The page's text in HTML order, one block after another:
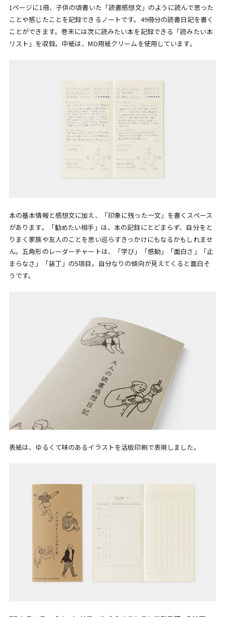
1ページに1冊、子供の頃書いた「読書感想文」のように読んで思った
ことや感じたことを記録できるノートです。49冊分の読書日記を書く
ことができます。巻末には次に読みたい本を記録できる「読みたい本
リスト」を収録。中紙は、MD用紙クリームを使用しています。
本の基本情報と感想文に加え、「印象に残った一文」を書くスペース
があります。「勧めたい相手」は、本の記録にとどまらず、自分をと
りまく家族や友人のことを思い巡らすきっかけにもなるかもしれませ
ん。五角形のレーダーチャートは、「学び」「感動」「面白さ」「止
まらなさ」「装丁」の5項目。自分なりの傾向が見えてくると面白そ
うです。
表紙は、ゆるくて味のあるイラストを活版印刷で表現しました。